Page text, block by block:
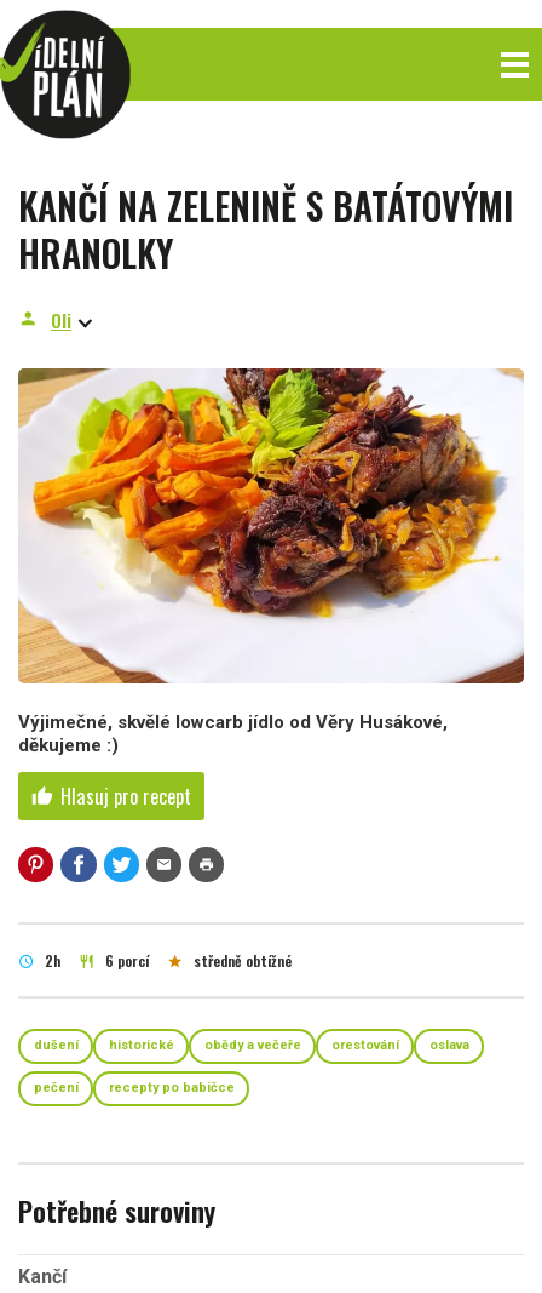
KANČÍ NA ZELENINĚ S BATÁTOVÝMI
HRANOLKY
person Oli
Výjimečné, skvělé lowcarb jídlo od Věry Husákové,
děkujeme :)
thumb_up Hlasuj pro recept
mail print
schedule 2h restaurant 6 porcí star středně obtížné
dušení historické obědy a večeře orestování oslava
pečení recepty po babičce
Potřebné suroviny
Kančí